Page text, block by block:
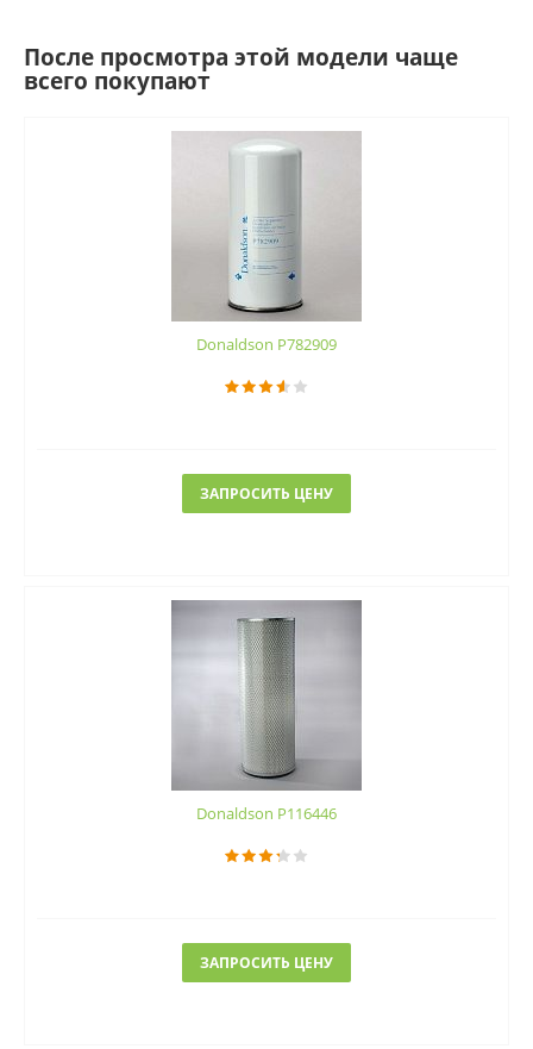
После просмотра этой модели чаще
всего покупают
Donaldson P782909
ЗАПРОСИТЬ ЦЕНУ
Donaldson P116446
ЗАПРОСИТЬ ЦЕНУ